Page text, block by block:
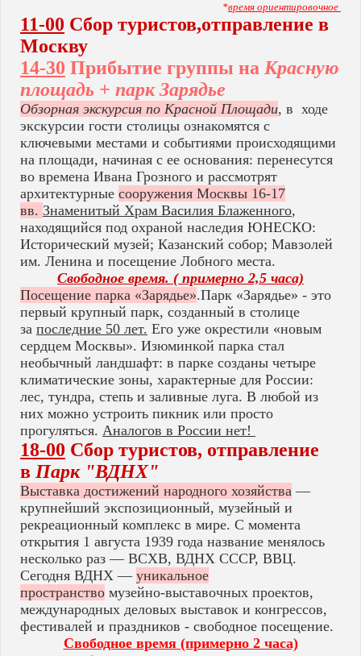
*время ориентировочное
11-00 Сбор туристов,отправление в
Москву
14-30 Прибытие группы на Красную
площадь + парк Зарядье
Обзорная экскурсия по Красной Площади, в ходе
экскурсии гости столицы ознакомятся с
ключевыми местами и событиями происходящими
на площади, начиная с ее основания: перенесутся
во времена Ивана Грозного и рассмотрят
архитектурные сооружения Москвы 16-17
вв. Знаменитый Храм Василия Блаженного,
находящийся под охраной наследия ЮНЕСКО:
Исторический музей; Казанский собор; Мавзолей
им. Ленина и посещение Лобного места.
Свободное время. ( примерно 2,5 часа)
Посещение парка «Зарядье».Парк «Зарядье» - это
первый крупный парк, созданный в столице
за последние 50 лет. Его уже окрестили «новым
сердцем Москвы». Изюминкой парка стал
необычный ландшафт: в парке созданы четыре
климатические зоны, характерные для России:
лес, тундра, степь и заливные луга. В любой из
них можно устроить пикник или просто
прогуляться. Аналогов в России нет!
18-00 Сбор туристов, отправление
в Парк "ВДНХ"
Выставка достижений народного хозяйства —
крупнейший экспозиционный, музейный и
рекреационный комплекс в мире. С момента
открытия 1 августа 1939 года название менялось
несколько раз — ВСХВ, ВДНХ СССР, ВВЦ.
Сегодня ВДНХ — уникальное
пространство музейно-выставочных проектов,
международных деловых выставок и конгрессов,
фестивалей и праздников - свободное посещение.
Свободное время (примерно 2 часа)